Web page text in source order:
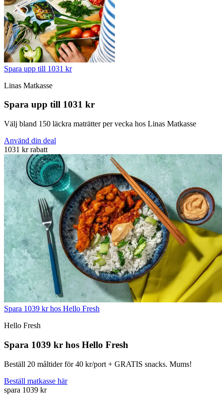
Spara upp till 1031 kr
Linas Matkasse
Spara upp till 1031 kr
Välj bland 150 läckra maträtter per vecka hos Linas Matkasse
Använd din deal
1031 kr rabatt
Spara 1039 kr hos Hello Fresh
Hello Fresh
Spara 1039 kr hos Hello Fresh
Beställ 20 måltider för 40 kr/port + GRATIS snacks. Mums!
Beställ matkasse här
spara 1039 kr